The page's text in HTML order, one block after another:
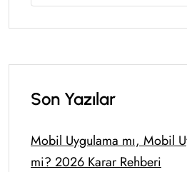
Son Yazılar
Mobil Uygulama mı, Mobil
mi? 2026 Karar Rehberi